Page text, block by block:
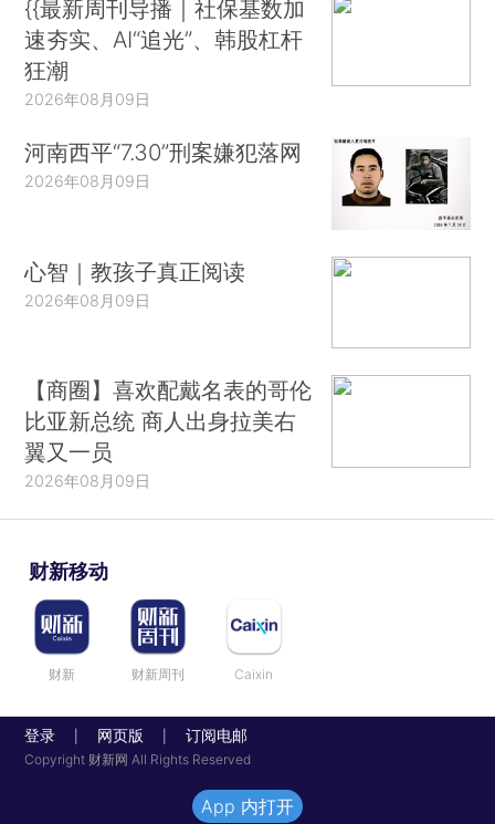
{{最新周刊导播｜社保基数加
速夯实、AI“追光”、韩股杠杆
狂潮
2026年08月09日
河南西平“7.30”刑案嫌犯落网
2026年08月09日
心智｜教孩子真正阅读
2026年08月09日
【商圈】喜欢配戴名表的哥伦
比亚新总统 商人出身拉美右
翼又一员
2026年08月09日
财新移动
财新 财新周刊 Caixin
登录 网页版 订阅电邮
Copyright 财新网 All Rights Reserved
App 内打开